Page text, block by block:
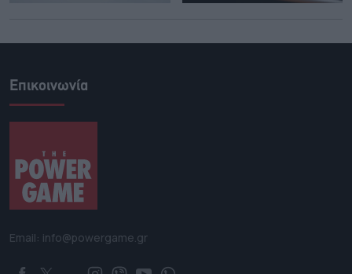
Επικοινωνία
Email: info@powergame.gr